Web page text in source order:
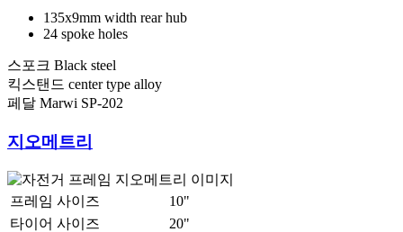
135x9mm width rear hub
24 spoke holes
스포크 Black steel
킥스탠드 center type alloy
페달 Marwi SP-202
지오메트리
프레임 사이즈
10"
타이어 사이즈
20"